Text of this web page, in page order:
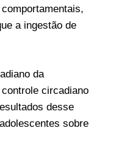
a ingestão de
da
circadiano
desse
sobre